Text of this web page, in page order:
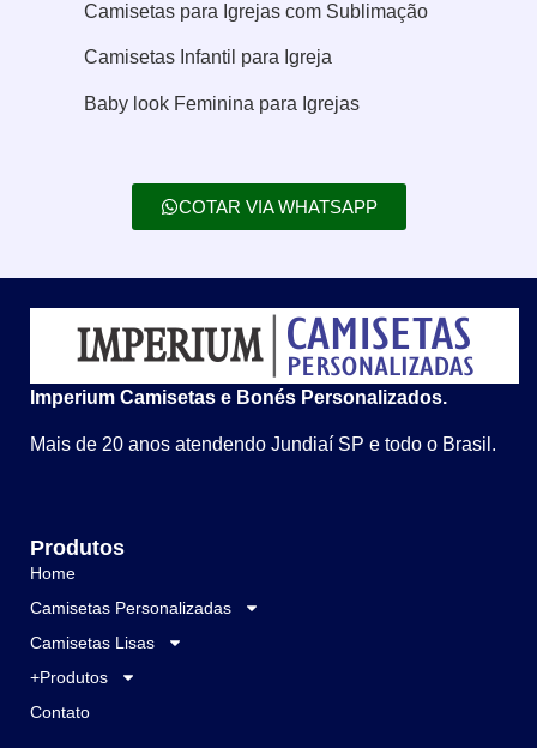
Camisetas para Igrejas com Sublimação
Camisetas Infantil para Igreja
Baby look Feminina para Igrejas
COTAR VIA WHATSAPP
Imperium Camisetas e Bonés Personalizados.
Mais de 20 anos atendendo Jundiaí SP e todo o Brasil.
Produtos
Home
Camisetas Personalizadas
Camisetas Lisas
+Produtos
Contato